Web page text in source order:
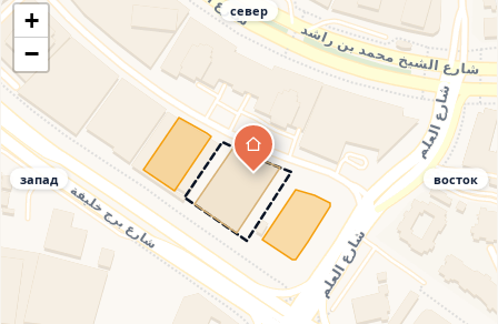
+
−
север
восток
запад